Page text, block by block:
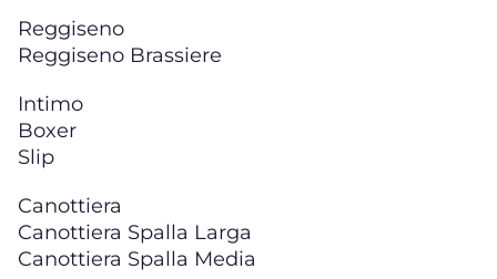
Reggiseno
Reggiseno Brassiere
Intimo
Boxer
Slip
Canottiera
Canottiera Spalla Larga
Canottiera Spalla Media